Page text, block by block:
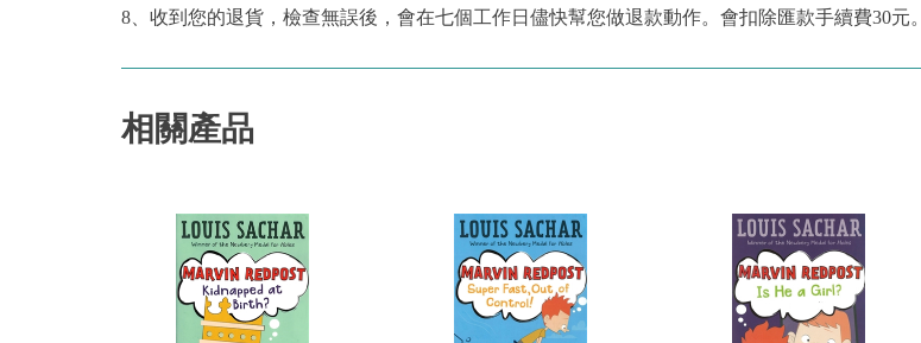
8、收到您的退貨，檢查無誤後，會在七個工作日儘快幫您做退款動作。會扣除匯款手續費30元。
相關產品